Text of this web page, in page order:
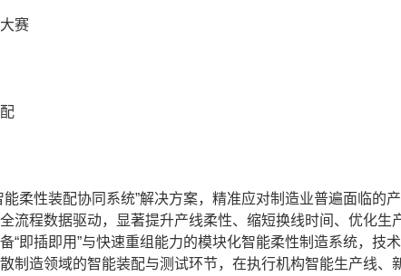
赛
性装配协同系统”解决方案，精准应对制造业普遍面临的
流程数据驱动，显著提升产线柔性、缩短换线时间、优化生
“即插即用”与快速重组能力的模块化智能柔性制造系统，技
制造领域的智能装配与测试环节，在执行机构智能生产线、